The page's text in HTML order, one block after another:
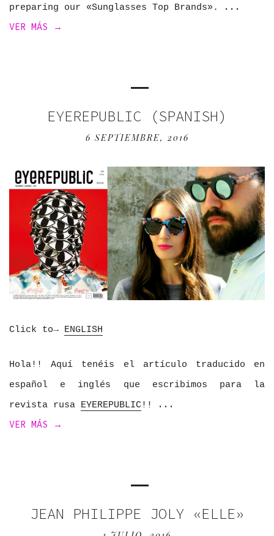
preparing our «Sunglasses Top Brands».
VER MÁS →
EYEREPUBLIC (SPANISH)
6 SEPTIEMBRE, 2016
Click to→ ENGLISH
Hola!! Aquí tenéis el artículo traducido en
español e inglés que escribimos para la
revista rusa EYEREPUBLIC!!
VER MÁS →
JEAN PHILIPPE JOLY «ELLE»